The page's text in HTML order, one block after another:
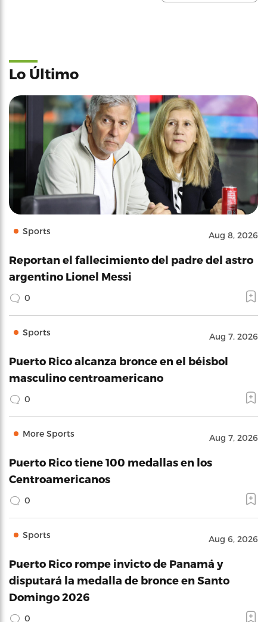
Lo Último
Sports Aug 8, 2026
Reportan el fallecimiento del padre del astro
argentino Lionel Messi
0
Sports Aug 7, 2026
Puerto Rico alcanza bronce en el béisbol
masculino centroamericano
0
More Sports Aug 7, 2026
Puerto Rico tiene 100 medallas en los
Centroamericanos
0
Sports Aug 6, 2026
Puerto Rico rompe invicto de Panamá y
disputará la medalla de bronce en Santo
Domingo 2026
0